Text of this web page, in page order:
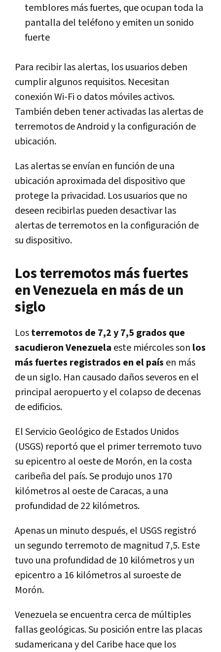
temblores más fuertes, que ocupan toda la
pantalla del teléfono y emiten un sonido
fuerte
Para recibir las alertas, los usuarios deben
cumplir algunos requisitos. Necesitan
conexión Wi-Fi o datos móviles activos.
También deben tener activadas las alertas de
terremotos de Android y la configuración de
ubicación.
Las alertas se envían en función de una
ubicación aproximada del dispositivo que
protege la privacidad. Los usuarios que no
deseen recibirlas pueden desactivar las
alertas de terremotos en la configuración de
su dispositivo.
Los terremotos más fuertes
en Venezuela en más de un
siglo
Losterremotos de 7,2 y 7,5 grados que
sacudieron Venezuela este miércoles son los
más fuertes registrados en el país en más
de un siglo. Han causado daños severos en el
principal aeropuerto y el colapso de decenas
de edificios.
El Servicio Geológico de Estados Unidos
(USGS) reportó que el primer terremoto tuvo
su epicentro al oeste de Morón, en la costa
caribeña del país. Se produjo unos 170
kilómetros al oeste de Caracas, a una
profundidad de 22 kilómetros.
Apenas un minuto después, el USGS registró
un segundo terremoto de magnitud 7,5. Este
tuvo una profundidad de 10 kilómetros y un
epicentro a 16 kilómetros al suroeste de
Morón.
Venezuela se encuentra cerca de múltiples
fallas geológicas. Su posición entre las placas
sudamericana y del Caribe hace que los